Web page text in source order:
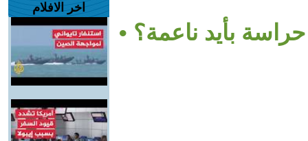
بأيد ناعمة؟ •
اخر الافلام